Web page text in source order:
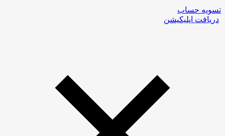
تسویه حساب
دریافت اپلیکیشن